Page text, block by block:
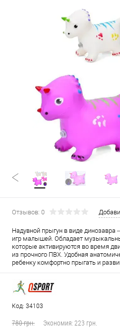
Отзывов: 0
Надувной прыгун в виде динозавра
игр малышей. Обладает
которые активируются во время
из прочного ПВХ. Удобная
ребенку комфортно прыгать и
Код: 34103
780 грн. Экономия: 223 грн.